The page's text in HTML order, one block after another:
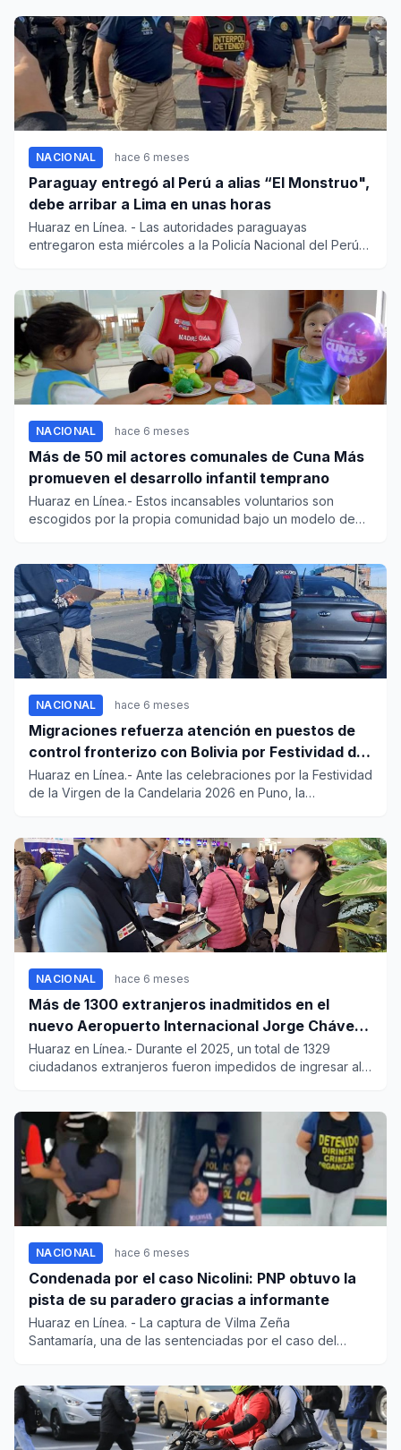
NACIONAL hace 6 meses
Paraguay entregó al Perú a alias “El Monstruo",
debe arribar a Lima en unas horas
Huaraz en Línea. - Las autoridades paraguayas
entregaron esta miércoles a la Policía Nacional del Perú
NACIONAL hace 6 meses
Más de 50 mil actores comunales de Cuna Más
promueven el desarrollo infantil temprano
Huaraz en Línea.- Estos incansables voluntarios son
escogidos por la propia comunidad bajo un modelo de
NACIONAL hace 6 meses
Migraciones refuerza atención en puestos de
control fronterizo con Bolivia por Festividad de
la Virgen de la Candelaria
Huaraz en Línea.- Ante las celebraciones por la Festividad
de la Virgen de la Candelaria 2026 en Puno, la
NACIONAL hace 6 meses
Más de 1300 extranjeros inadmitidos en el
nuevo Aeropuerto Internacional Jorge Chávez
durante el 2025
Huaraz en Línea.- Durante el 2025, un total de 1329
ciudadanos extranjeros fueron impedidos de ingresar al
NACIONAL hace 6 meses
Condenada por el caso Nicolini: PNP obtuvo la
pista de su paradero gracias a informante
Huaraz en Línea. - La captura de Vilma Zeña
Santamaría, una de las sentenciadas por el caso del